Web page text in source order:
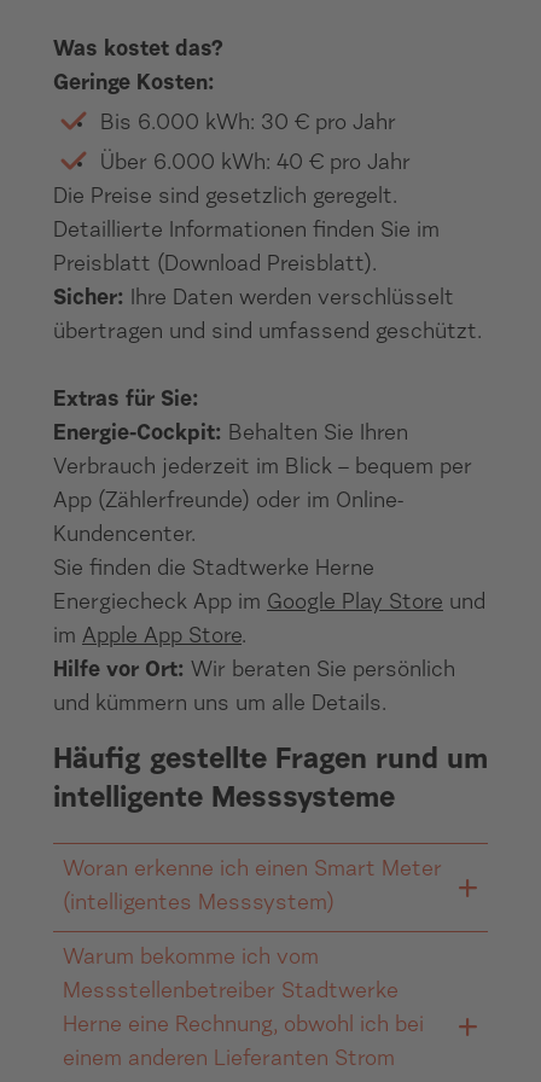
Was kostet das?
Geringe Kosten:
Bis 6.000 kWh: 30 € pro Jahr
Über 6.000 kWh: 40 € pro Jahr
Die Preise sind gesetzlich geregelt.
Detaillierte Informationen finden Sie im
Preisblatt (Download Preisblatt).
Sicher:
Ihre Daten werden verschlüsselt
übertragen und sind umfassend geschützt.
Extras für Sie:
Energie-Cockpit: Behalten Sie Ihren
Verbrauch jederzeit im Blick – bequem per
App (Zählerfreunde) oder im Online-
Kundencenter.
Sie finden die Stadtwerke Herne
Energiecheck App im Google Play Store und
im Apple App Store.
Hilfe vor Ort: Wir beraten Sie persönlich
und kümmern uns um alle Details.
Häufig gestellte Fragen rund um
intelligente Messsysteme
Woran erkenne ich einen Smart Meter
(intelligentes Messsystem)
Ein Smart Meter – häufig auch als
intelligentes Messsystem (iMSys)
bezeichnet – besteht aus zwei zentralen
Komponenten: einer modernen
Warum bekomme ich vom
Messstellenbetreiber Stadtwerke
Herne eine Rechnung, obwohl ich bei
einem anderen Lieferanten Strom